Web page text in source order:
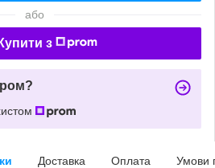
або
Купити з
Доставка Оплата Умови